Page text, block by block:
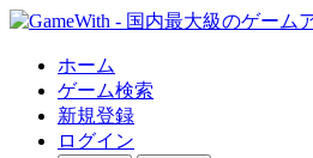
ホーム
ゲーム検索
新規登録
ログイン